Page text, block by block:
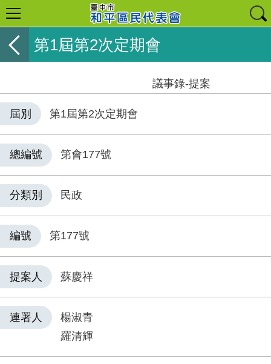
第1屆第2次定期會
議事錄-提案
屆別 第1屆第2次定期會
總編號 第會177號
分類別 民政
編號 第177號
提案人 蘇慶祥
連署人
楊淑青
羅清輝